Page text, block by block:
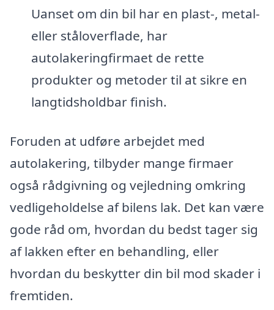
Uanset om din bil har en plast-, metal-
eller ståloverflade, har
autolakeringfirmaet de rette
produkter og metoder til at sikre en
langtidsholdbar finish.
Foruden at udføre arbejdet med
autolakering, tilbyder mange firmaer
også rådgivning og vejledning omkring
vedligeholdelse af bilens lak. Det kan være
gode råd om, hvordan du bedst tager sig
af lakken efter en behandling, eller
hvordan du beskytter din bil mod skader i
fremtiden.